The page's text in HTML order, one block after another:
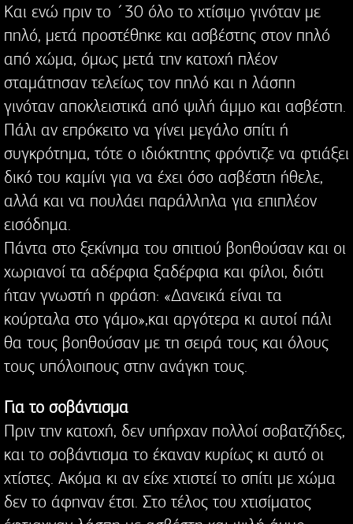
Και ενώ πριν το ΄30 όλο το χτίσιμο γινόταν με
πηλό, μετά προστέθηκε και ασβέστης στον πηλό
από χώμα, όμως μετά την κατοχή πλέον
σταμάτησαν τελείως τον πηλό και η λάσπη
γινόταν αποκλειστικά από ψιλή άμμο και ασβέστη.
Πάλι αν επρόκειτο να γίνει μεγάλο σπίτι ή
συγκρότημα, τότε ο ιδιόκτητης φρόντιζε να φτιάξει
δικό του καμίνι για να έχει όσο ασβέστη ήθελε,
αλλά και να πουλάει παράλληλα για επιπλέον
εισόδημα.
Πάντα στο ξεκίνημα του σπιτιού βοηθούσαν και οι
χωριανοί τα αδέρφια ξαδέρφια και φίλοι, διότι
ήταν γνωστή η φράση: «Δανεικά είναι τα
κούρταλα στο γάμο»,και αργότερα κι αυτοί πάλι
θα τους βοηθούσαν με τη σειρά τους και όλους
τους υπόλοιπους στην ανάγκη τους.
Για το σοβάντισμα
Πριν την κατοχή, δεν υπήρχαν πολλοί σοβατζήδες,
και το σοβάντισμα το έκαναν κυρίως κι αυτό οι
χτίστες. Ακόμα κι αν είχε χτιστεί το σπίτι με χώμα
δεν το άφηναν έτσι. Στο τέλος του χτισίματος